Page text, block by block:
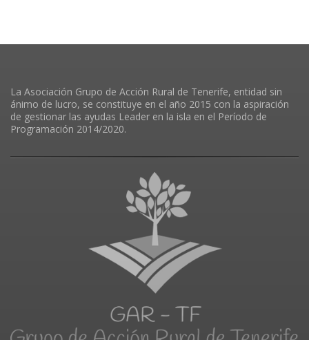
La Asociación Grupo de Acción Rural de Tenerife, entidad sin
ánimo de lucro, se constituye en el año 2015 con la aspiración
de gestionar las ayudas Leader en la isla en el Período de
Programación 2014/2020.